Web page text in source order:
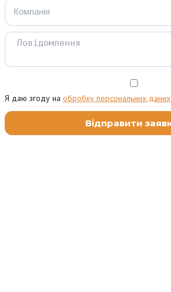
Я даю згоду на обробку персональних даних